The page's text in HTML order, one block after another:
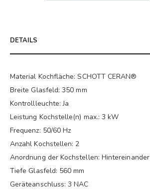
DETAILS
Material Kochfläche: SCHOTT CERAN®
Breite Glasfeld: 350 mm
Kontrollleuchte: Ja
Leistung Kochstelle(n) max.: 3 kW
Frequenz: 50/60 Hz
Anzahl Kochstellen: 2
Anordnung der Kochstellen: Hintereinander
Tiefe Glasfeld: 560 mm
Geräteanschluss: 3 NAC